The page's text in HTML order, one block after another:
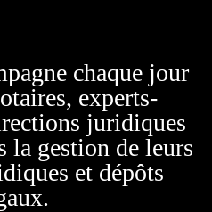
chaque jour
experts-
juridiques
la gestion de leurs
et dépôts